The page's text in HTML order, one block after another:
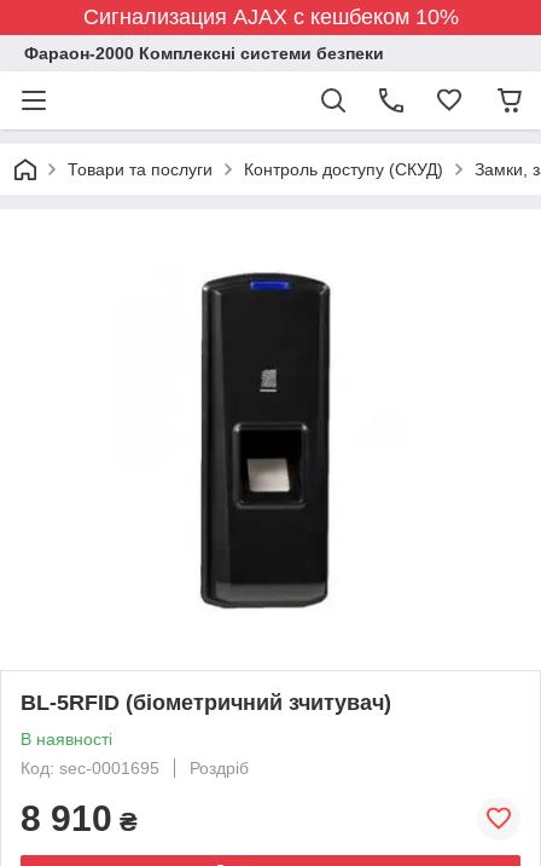
Сигнализация AJAX с кешбеком 10%
Фараон-2000 Комплексні системи безпеки
Товари та послуги Контроль доступу (СКУД) Замки,
BL-5RFID (біометричний зчитувач)
В наявності
Код: sec-0001695
Роздріб
8 910 ₴